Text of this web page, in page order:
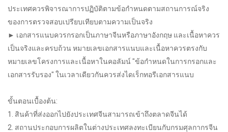
ประเทศควรพิจารณาการปฏิบัติตามข้อกำหนดตามสถานการณ์จริง
ของการตรวจสอบเปรียบเทียบตามความเป็นจริง
► เอกสารแนบควรกรอกเป็นภาษาจีนหรือภาษาอังกฤษ และเนื้อหาควร
เป็นจริงและครบถ้วน หมายเลขเอกสารแนบและเนื้อหาควรตรงกับ
หมายเลขโครงการและเนื้อหาในคอลัมน์ "ข้อกำหนดในการกรอกและ
เอกสารรับรอง" ในเวลาเดียวกันควรส่งไดเร็กทอรีเอกสารแนบ
ขั้นตอนเบื้องต้น:
1. สินค้าที่ส่งออกไปยังประเทศจีนสามารถเข้าถึงตลาดจีนได้
2. สถานประกอบการผลิตในต่างประเทศลงทะเบียนกับกรมศุลกากรจีน